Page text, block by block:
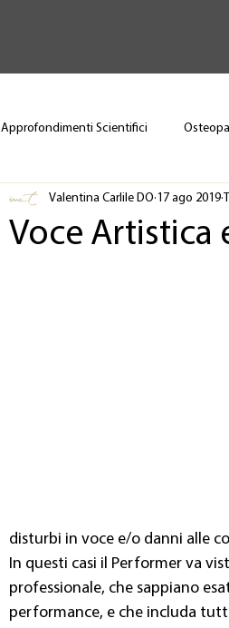
Approfondimenti Scientifici
Voce Artistica
Valentina Carlile DO 17 ago 2019
disturbi in voce e/o danni alle
In questi casi il Performer va
professionale, che sappiano
performance, e che includa